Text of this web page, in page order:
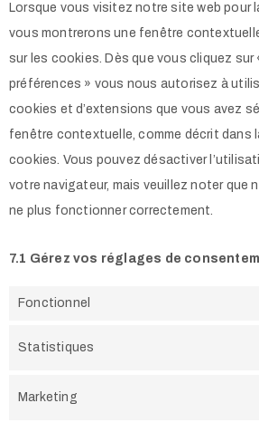
Lorsque vous visitez notre site web pour
vous montrerons une fenêtre
sur les cookies. Dès que vous cliquez sur
préférences » vous nous autorisez à
cookies et d’extensions que vous avez
fenêtre contextuelle, comme décrit dans
cookies. Vous pouvez désactiver
votre navigateur, mais veuillez noter que
ne plus fonctionner correctement.
7.1 Gérez vos réglages de
Fonctionnel
Statistiques
Marketing